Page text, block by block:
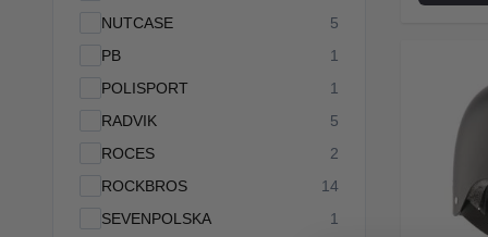
NUTCASE
5
PB
1
POLISPORT
1
RADVIK
5 products available
ROCES
2 products available
ROCKBROS
14
SEVENPOLSKA
1
products available